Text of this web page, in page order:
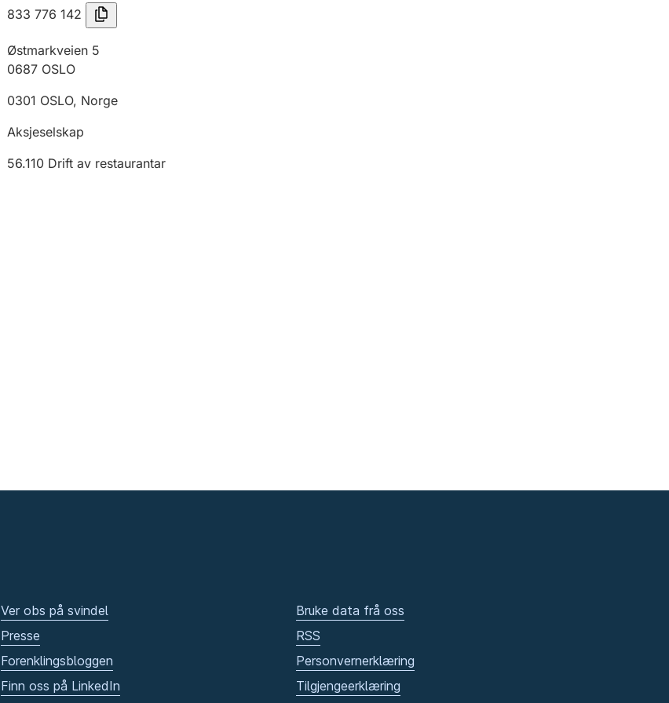
833 776 142
Østmarkveien 5
0687 OSLO
0301 OSLO, Norge
Aksjeselskap
56.110 Drift av restaurantar
Ver obs på svindel
Presse
Forenklingsbloggen
Finn oss på LinkedIn
Bruke data frå oss
RSS
Personvernerklæring
Tilgjengeerklæring